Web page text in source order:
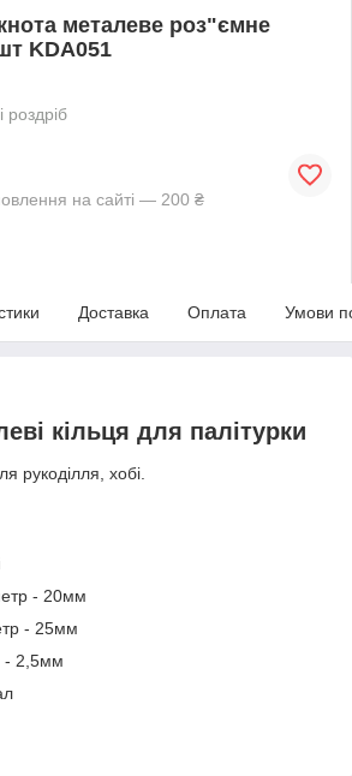
металеве роз"ємне
KDA051
роздріб
на сайті — 200 ₴
Доставка Оплата Умови
кільця для палітурки
рукоділля, хобі.
- 20мм
- 25мм
- 2,5мм